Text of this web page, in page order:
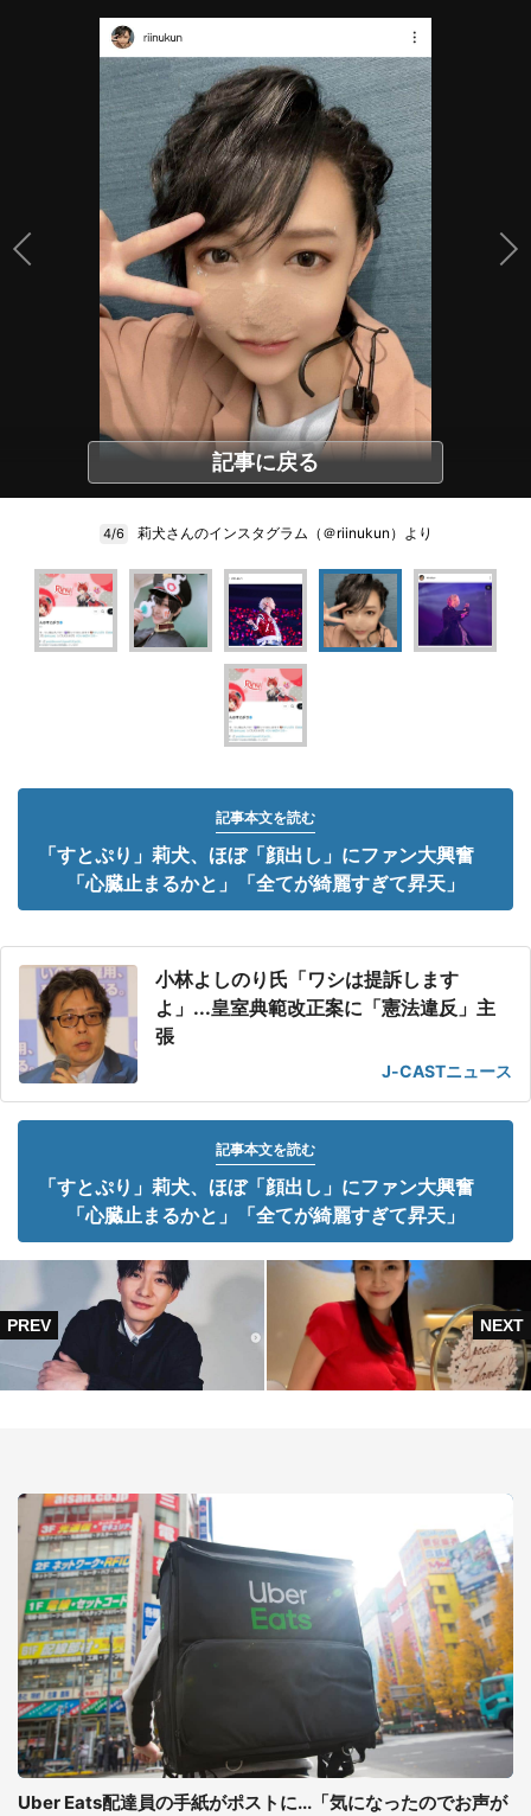
記事に戻る
4/6 莉犬さんのインスタグラム（＠riinukun）より
記事本文を読む
「すとぷり」莉犬、ほぼ「顔出し」にファン大興奮
「心臓止まるかと」「全てが綺麗すぎて昇天」
小林よしのり氏「ワシは提訴します
よ」...皇室典範改正案に「憲法違反」主
張
J-CASTニュース
記事本文を読む
「すとぷり」莉犬、ほぼ「顔出し」にファン大興奮
「心臓止まるかと」「全てが綺麗すぎて昇天」
Uber Eats配達員の手紙がポストに...「気になったのでお声が